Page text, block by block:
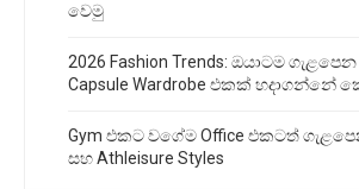
වෙමු
2026 Fashion Trends: ඔයාටම ගැළපෙන
Capsule Wardrobe එකක් හදාගන්නේ
Gym එකට වගේම Office එකටත්
සහ Athleisure Styles